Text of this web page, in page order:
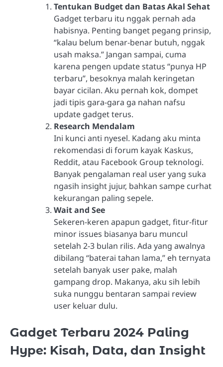
Tentukan Budget dan Batas Akal Sehat
Gadget terbaru itu nggak pernah ada
habisnya. Penting banget pegang prinsip,
“kalau belum benar-benar butuh, nggak
usah maksa.” Jangan sampai, cuma
karena pengen update status “punya HP
terbaru”, besoknya malah keringetan
bayar cicilan. Aku pernah kok, dompet
jadi tipis gara-gara ga nahan nafsu
update gadget terus.
Research Mendalam
Ini kunci anti nyesel. Kadang aku minta
rekomendasi di forum kayak Kaskus,
Reddit, atau Facebook Group teknologi.
Banyak pengalaman real user yang suka
ngasih insight jujur, bahkan sampe curhat
kekurangan paling sepele.
Wait and See
Sekeren-keren apapun gadget, fitur-fitur
minor issues biasanya baru muncul
setelah 2-3 bulan rilis. Ada yang awalnya
dibilang “baterai tahan lama,” eh ternyata
setelah banyak user pake, malah
gampang drop. Makanya, aku sih lebih
suka nunggu bentaran sampai review
user keluar dulu.
Gadget Terbaru 2024 Paling
Hype: Kisah, Data, dan Insight